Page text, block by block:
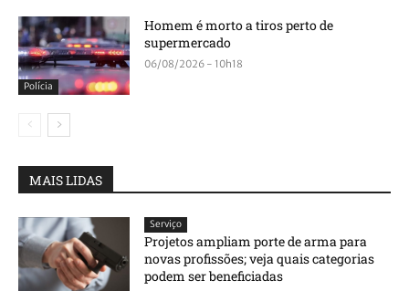
Polícia
Homem é morto a tiros perto de
supermercado
06/08/2026 - 10h18
MAIS LIDAS
Serviço
Projetos ampliam porte de arma para
novas profissões; veja quais categorias
podem ser beneficiadas